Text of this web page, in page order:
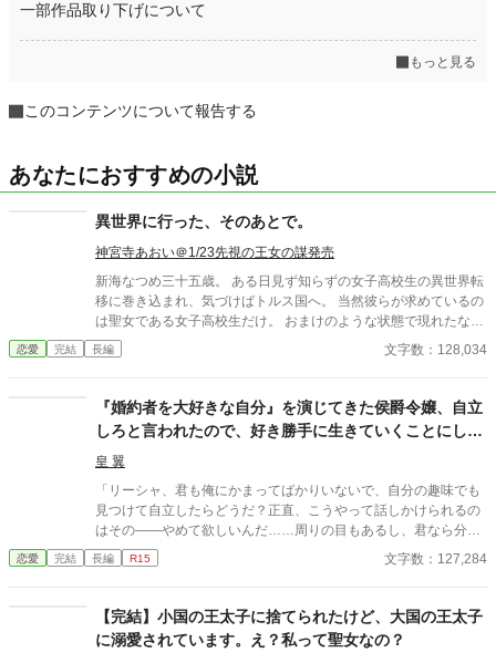
一部作品取り下げについて
もっと見る
このコンテンツについて報告する
あなたにおすすめの小説
異世界に行った、そのあとで。
神宮寺あおい＠1/23先視の王女の謀発売
新海なつめ三十五歳。 ある日見ず知らずの女子高校生の異世界転
移に巻き込まれ、気づけばトルス国へ。 当然彼らが求めているの
は聖女である女子高校生だけ。 おまけのような状態で現れたなつ
めに対しての扱いは散々な中、宰相の協力によって職と居場所を
手に入れる。 いたって普通に過ごしていたら、いつのまにか聖女
って悩み相談をしにくるように。 『私はカウンセラーでも保健室
の先生でもありません！』 そう思いつつも生来のお人好しの性格
からみんなの悩みごとの相談にのっているうちに、いつの間にか
年下の美丈夫に好かれるようになる。 そして、気づけば異世界で
求婚されるという本人大混乱の事態に！
恋愛 完結 長編 文字数：128,034
『婚約者を大好きな自分』を演じてきた侯爵令嬢、自立
しろと言われたので、好き勝手に生きていくことにしま
した
皇 翼
「リーシャ、君も俺にかまってばかりいないで、自分の趣味でも
見つけて自立したらどうだ？正直、こうやって話しかけられるの
はその――やめて欲しいんだ……周りの目もあるし、君なら分か
るだろう？」 頭を急に鈍器で殴られたような感覚に陥る一言だっ
た。 彼がチラリと見るのは周囲。2学年上の彼の教室の前であっ
生は一変した――。 ＊＊＊＊＊＊ ※タイトル少し変えました。
・暫く書いていなかったらかなり文体が変わってしまったので、
書き直ししています。 ・トラブル回避のため、完結まで感想欄は
恋愛 完結 長編 R15 文字数：127,284
【完結】小国の王太子に捨てられたけど、大国の王太子
に溺愛されています。え？私って聖女なの？